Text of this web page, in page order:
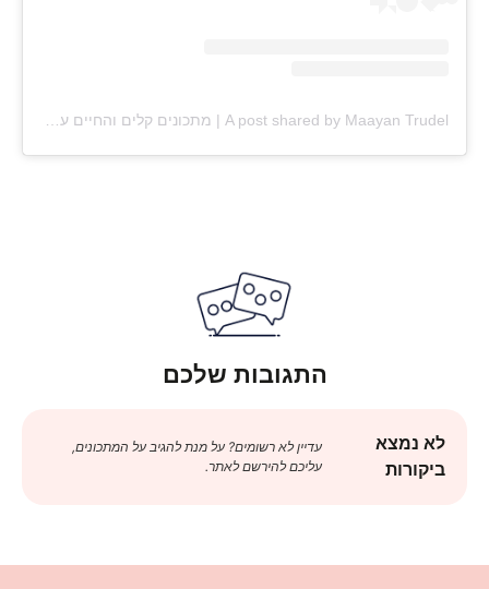
התגובות שלכם
לא נמצא
ביקורות
עדיין לא רשומים? על מנת להגיב על המתכונים,
עליכם להירשם לאתר.